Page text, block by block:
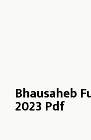
Bhausaheb
2023 Pdf